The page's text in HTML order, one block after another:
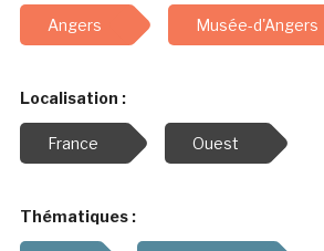
Angers Musée-d'Angers
Localisation :
France Ouest
Thématiques :